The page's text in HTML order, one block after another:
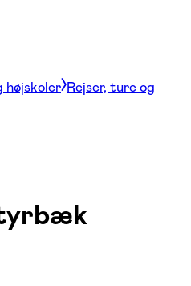
højskoler Rejser, ture og